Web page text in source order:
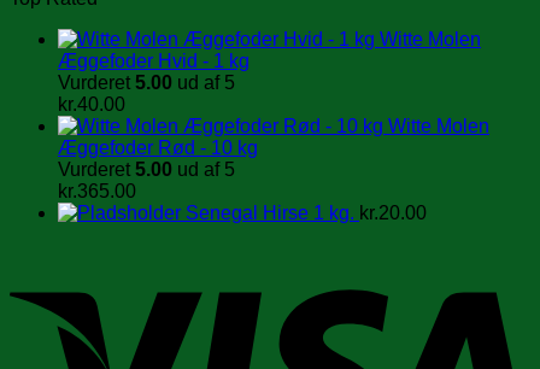
Witte Molen
Æggefoder Hvid - 1 kg
Vurderet 5.00 ud af 5
kr.40.00
Witte Molen
Æggefoder Rød - 10 kg
Vurderet 5.00 ud af 5
kr.365.00
Senegal Hirse 1 kg. kr.20.00